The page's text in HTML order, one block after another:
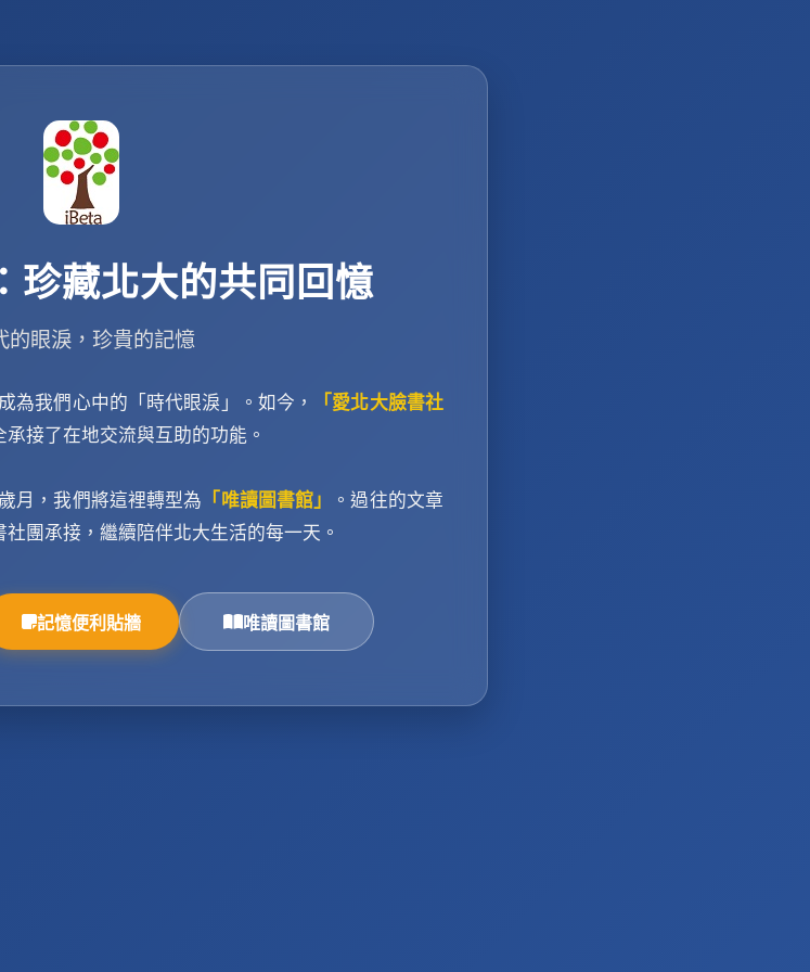
珍藏北大的共同回憶
的眼淚，珍貴的記憶
為我們心中的「時代眼淚」。如今，
「愛北大臉書社
承接了在地交流與互助的功能。
月，我們將這裡轉型為 「唯讀圖書館」
。過往的文章
團承接，繼續陪伴北大生活的每一天。
記憶便利貼牆 唯讀圖書館